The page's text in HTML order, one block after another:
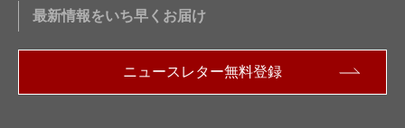
最新情報をいち早くお届け
ニュースレター無料登録